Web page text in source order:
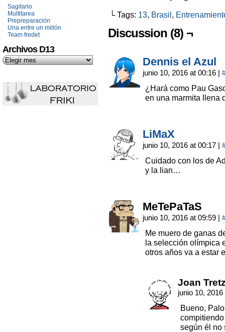
Sagitario
Multitarea
Prepreparación
Una entre un millón
Team fredet
Archivos D13
└ Tags: 13, Brasil,
Discussion (8) ¬
Dennis el Azul
junio 10, 2016 at 00:16 |
¿Hará como Pau
en una marmita llena
LiMaX
junio 10, 2016 at 00:17 |
Cuidado con los de
y la lian…
MeTePaTaS
junio 10, 2016 at 09:59 |
Me muero de ganas
la selección olímpica
otros años va a estar
Joan
junio 10,
Bueno,
según él no